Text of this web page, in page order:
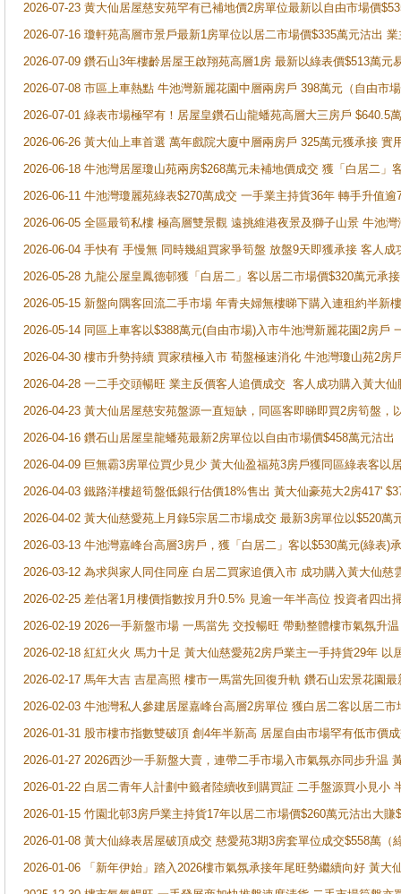
2026-07-23 黄大仙居屋慈安苑罕有已補地價2房單位最新以自由市場價
2026-07-16 瓊軒苑高層市景戶最新1房單位以居二市場價$335萬元沽出
2026-07-09 鑽石山3年樓齡居屋王啟翔苑高層1房 最新以綠表價$513萬元
2026-07-08 市區上車熱點 牛池灣新麗花園中層兩房戶 398萬元（自由市
2026-07-01 綠表市場極罕有！居屋皇鑽石山龍蟠苑高層大三房戶
2026-06-26 黃大仙上車首選 萬年戲院大廈中層兩房戶 325萬元獲承接 實
2026-06-18 牛池灣居屋瓊山苑兩房$268萬元未補地價成交 獲「白居二」
2026-06-11 牛池灣瓊麗苑綠表$270萬成交 一手業主持貨36年 轉手升值逾
2026-06-05 全區最筍私樓 極高層雙景觀 遠挑維港夜景及獅子山景 牛池
2026-06-04 手快有 手慢無 同時幾組買家爭筍盤 放盤9天即獲承接 客人
2026-05-28 九龍公屋皇鳳德邨獲「白居二」客以居二市場價$320萬元承接
2026-05-15 新盤向隅客回流二手市場 年青夫婦無樓睇下購入連租約半新
2026-05-14 同區上車客以$388萬元(自由市場)入市牛池灣新麗花園2房戶
2026-04-30 樓市升勢持續 買家積極入市 荀盤極速消化 牛池灣瓊山苑2房
2026-04-28 一二手交頭暢旺 業主反價客人追價成交 客人成功購入黃大
2026-04-23 黃大仙居屋慈安苑盤源一直短缺，同區客即睇即買2房筍盤，
2026-04-16 鑽石山居屋皇龍蟠苑最新2房單位以自由市場價$458萬元沽出
2026-04-09 巨無霸3房單位買少見少 黃大仙盈福苑3房戶獲同區綠表客以
2026-04-03 鐵路洋樓超筍盤低銀行估價18%售出 黃大仙豪苑大2房417'
2026-04-02 黃大仙慈愛苑上月錄5宗居二市場成交 最新3房單位以$520萬
2026-03-13 牛池灣嘉峰台高層3房戶，獲「白居二」客以$530萬元(綠表)
2026-03-12 為求與家人同住同座 白居二買家追價入市 成功購入黃大仙
2026-02-25 差估署1月樓價指數按月升0.5% 見逾一年半高位 投資者四
2026-02-19 2026一手新盤市場 一馬當先 交投暢旺 帶動整體樓市氣氛升
2026-02-18 紅紅火火 馬力十足 黃大仙慈愛苑2房戶業主一手持貨29年 以
2026-02-17 馬年大吉 吉星高照 樓市一馬當先回復升軌 鑽石山宏景花園
2026-02-03 牛池灣私人參建居屋嘉峰台高層2房單位 獲白居二客以居二市
2026-01-31 股市樓市指數雙破頂 創4年半新高 居屋自由市場罕有低市價
2026-01-27 2026西沙一手新盤大賣，連帶二手市場入市氣氛亦同步升温
2026-01-22 白居二青年人計劃中籤者陸續收到購買証 二手盤源買小見小
2026-01-15 竹園北邨3房戶業主持貨17年以居二市場價$260萬元沽出大賺
2026-01-08 黃大仙綠表居屋破頂成交 慈愛苑3期3房套單位成交$558萬（
2026-01-06 「新年伊始」踏入2026樓市氣氛承接年尾旺勢繼續向好 黃